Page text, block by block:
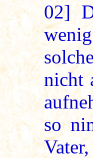
02]
nicht
so